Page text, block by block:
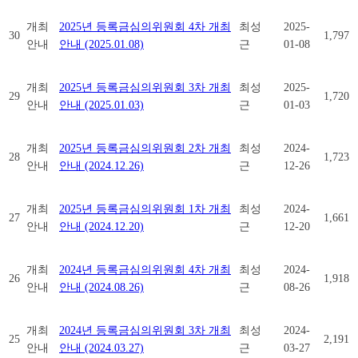
30
개최
안내
2025년 등록금심의위원회 4차 개최
안내 (2025.01.08)
최성
근
2025-
01-08
1,797
29
개최
안내
2025년 등록금심의위원회 3차 개최
안내 (2025.01.03)
최성
근
2025-
01-03
1,720
28
개최
안내
2025년 등록금심의위원회 2차 개최
안내 (2024.12.26)
최성
근
2024-
12-26
1,723
27
개최
안내
2025년 등록금심의위원회 1차 개최
안내 (2024.12.20)
최성
근
2024-
12-20
1,661
26
개최
안내
2024년 등록금심의위원회 4차 개최
안내 (2024.08.26)
최성
근
2024-
08-26
1,918
25
개최
안내
2024년 등록금심의위원회 3차 개최
안내 (2024.03.27)
최성
근
2024-
03-27
2,191